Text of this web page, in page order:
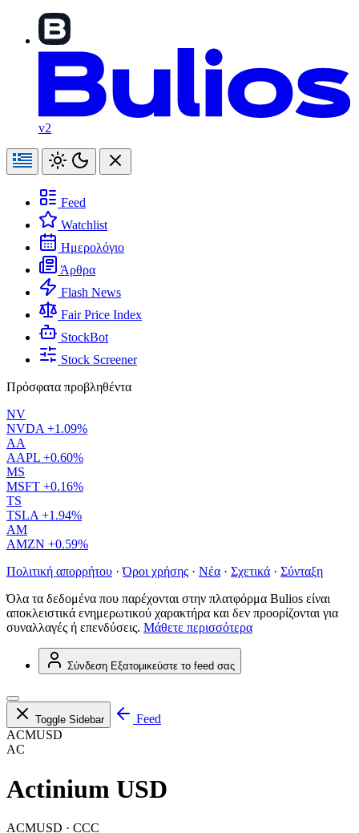
v2
Feed
Watchlist
Ημερολόγιο
Άρθρα
Flash News
Fair Price Index
StockBot
Stock Screener
Πρόσφατα προβληθέντα
NV
NVDA +1.09%
AA
AAPL +0.60%
MS
MSFT +0.16%
TS
TSLA +1.94%
AM
AMZN +0.59%
Πολιτική απορρήτου · Όροι χρήσης · Νέα · Σχετικά · Σύνταξη
Όλα τα δεδομένα που παρέχονται στην πλατφόρμα Bulios είναι
αποκλειστικά ενημερωτικού χαρακτήρα και δεν προορίζονται για
συναλλαγές ή επενδύσεις. Μάθετε περισσότερα
Σύνδεση Εξατομικεύστε το feed σας
Toggle Sidebar
Feed
ACMUSD
AC
Actinium USD
ACMUSD · CCC